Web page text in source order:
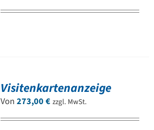
Visitenkartenanzeige
Von 273,00 € zzgl. MwSt.